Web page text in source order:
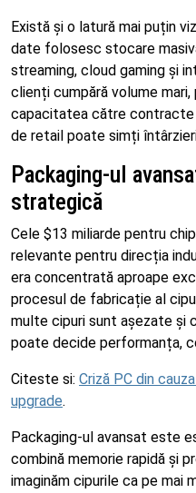
Există și o latură mai puțin
date folosesc stocare
streaming, cloud gaming și
clienți cumpără volume
capacitatea către contracte
de retail poate simți
Packaging-ul
strategică
Cele $13 miliarde pentru
relevante pentru direcția
era concentrată aproape
procesul de fabricație al
multe cipuri sunt așezate și
poate decide performanța,
Citeste si: Criză PC din
upgrade.
Packaging-ul avansat este
combină memorie rapidă și
imaginăm cipurile ca pe mai